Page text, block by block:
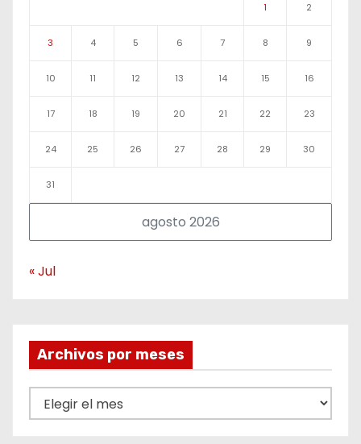
agosto 2026
1 2
3 4 5 6 7 8 9
10 11 12 13 14 15 16
17 18 19 20 21 22 23
24 25 26 27 28 29 30
31
« Jul
Archivos por meses
r